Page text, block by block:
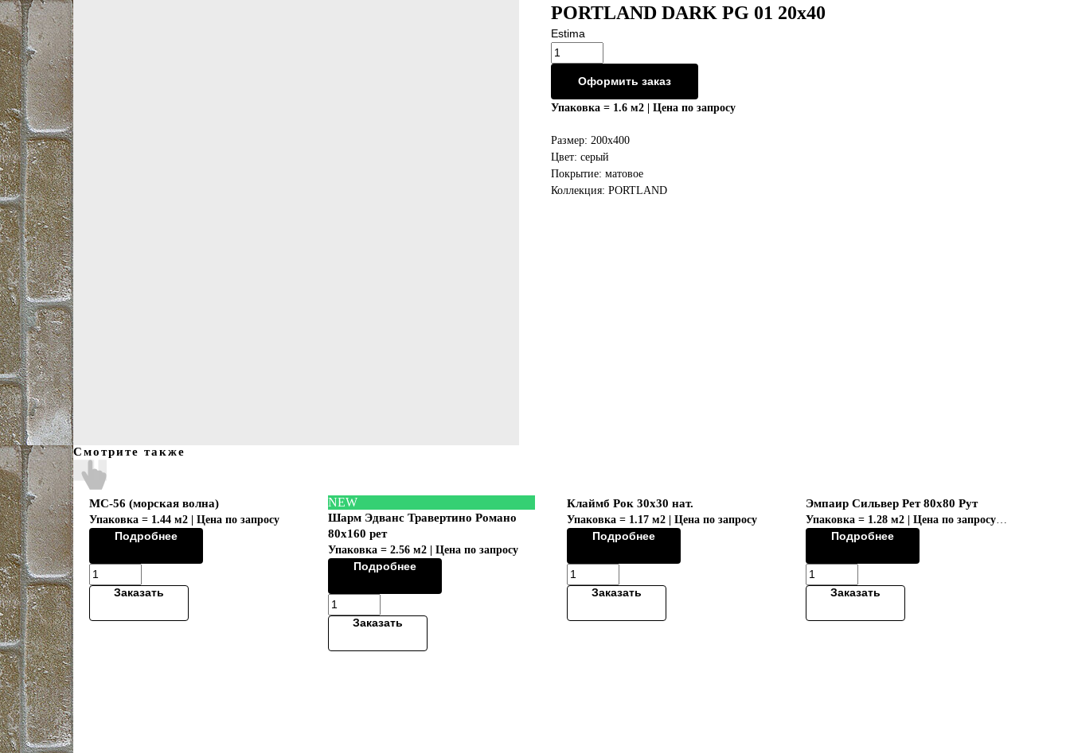
Все товары PORTLAND DARK PG 01 20x40
Estima
Оформить заказ
Упаковка = 1.6 м2 | Цена по запросу
Размер: 200x400
Цвет: серый
Покрытие: матовое
Коллекция: PORTLAND
Смотрите также
MC-56 (морская волна)
Упаковка = 1.44 м2 | Цена по запросу
Подробнее
Заказать
NEW
Шарм Эдванс Травертино Романо
80х160 рет
Упаковка = 2.56 м2 | Цена по запросу
Подробнее
Заказать
Клаймб Рок 30х30 нат.
Упаковка = 1.17 м2 | Цена по запросу
Подробнее
Заказать
Эмпаир Сильвер Рет 80x80 Рут
Упаковка = 1.28 м2 | Цена по запросу
Коллекция "EMPIRE/ЭМПАИР"
Подробнее
Заказать